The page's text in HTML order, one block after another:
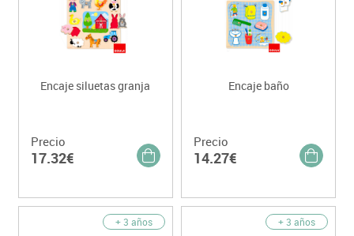
Encaje siluetas granja
Precio
17.32€
Encaje baño
Precio
14.27€
+ 3 años + 3 años